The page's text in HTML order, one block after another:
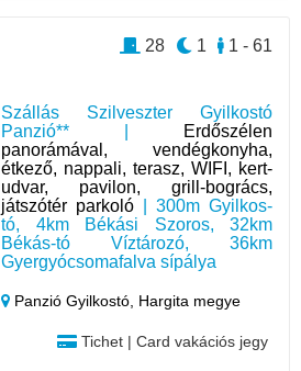
Szállás Szilveszter Gyilkostó
Panzió** |
Erdőszélen
panorámával, vendégkonyha,
étkező, nappali, terasz, WIFI, kert-
udvar, pavilon, grill-bogrács,
játszótér parkoló | 300m Gyilkos-
tó, 4km Békási Szoros, 32km
Békás-tó Víztározó, 36km
Gyergyócsomafalva sípálya
Panzió Gyilkostó, Hargita megye
Tichet | Card vakációs jegy
1 - 61
1
28